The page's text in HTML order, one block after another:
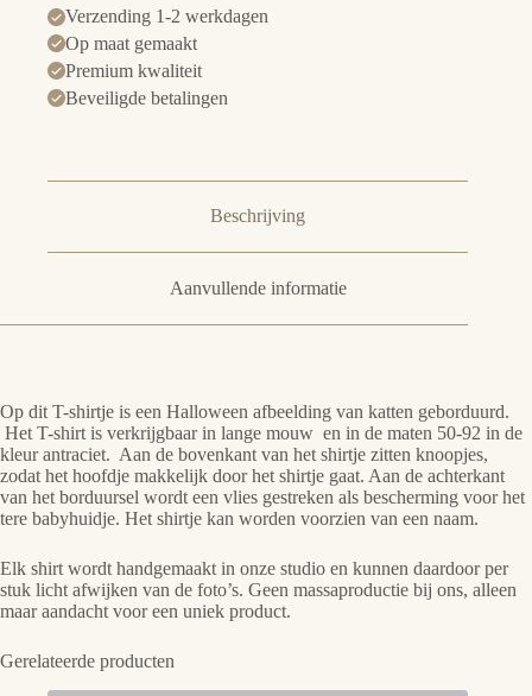
Verzending 1-2 werkdagen
Op maat gemaakt
Premium kwaliteit
Beveiligde betalingen
Beschrijving
Aanvullende informatie
Op dit T-shirtje is een Halloween afbeelding van katten geborduurd.
Het T-shirt is verkrijgbaar in lange mouw en in de maten 50-92 in de
kleur antraciet. Aan de bovenkant van het shirtje zitten knoopjes,
zodat het hoofdje makkelijk door het shirtje gaat. Aan de achterkant
van het borduursel wordt een vlies gestreken als bescherming voor het
tere babyhuidje. Het shirtje kan worden voorzien van een naam.
Elk shirt wordt handgemaakt in onze studio en kunnen daardoor per
stuk licht afwijken van de foto’s. Geen massaproductie bij ons, alleen
maar aandacht voor een uniek product.
Gerelateerde producten